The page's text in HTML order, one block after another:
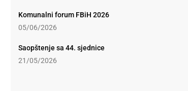
Komunalni forum FBiH 2026
05/06/2026
Saopštenje sa 44. sjednice
21/05/2026